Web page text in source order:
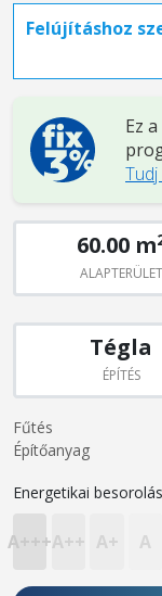
Felújításhoz
Ez
60.00 m
ALAPTERÜLET
Tégla
ÉPÍTÉS
Fűtés
Építőanyag
Energetikai
A+++A++ A+ A